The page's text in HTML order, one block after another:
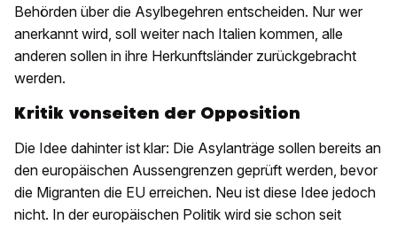
Behörden über die Asylbegehren entscheiden. Nur wer
anerkannt wird, soll weiter nach Italien kommen, alle
anderen sollen in ihre Herkunftsländer zurückgebracht
werden.
Kritik vonseiten der Opposition
Die Idee dahinter ist klar: Die Asylanträge sollen bereits an
den europäischen Aussengrenzen geprüft werden, bevor
die Migranten die EU erreichen. Neu ist diese Idee jedoch
nicht. In der europäischen Politik wird sie schon seit